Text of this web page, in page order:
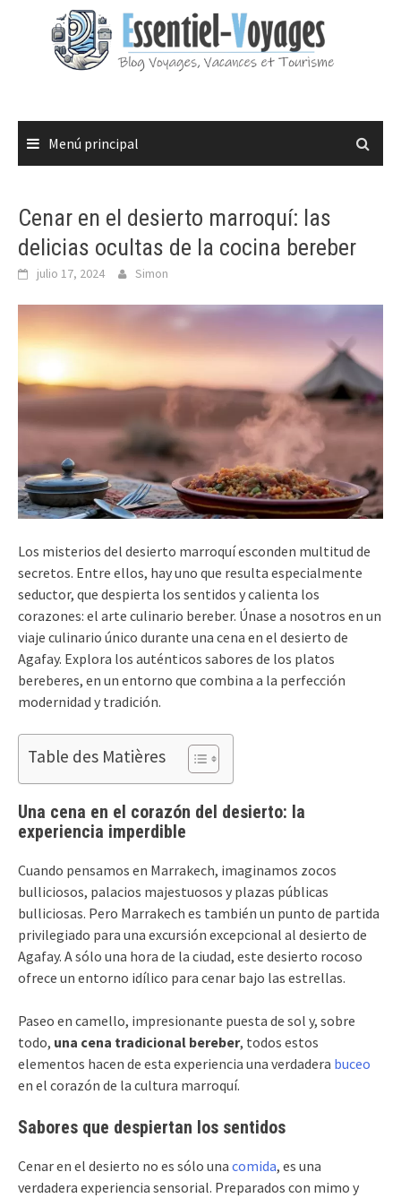
contenido
Menú principal
Cenar en el desierto marroquí: las
delicias ocultas de la cocina bereber
julio 17, 2024 Simon
Los misterios del desierto marroquí esconden multitud de
secretos. Entre ellos, hay uno que resulta especialmente
seductor, que despierta los sentidos y calienta los
corazones: el arte culinario bereber. Únase a nosotros en un
viaje culinario único durante una cena en el desierto de
Agafay. Explora los auténticos sabores de los platos
bereberes, en un entorno que combina a la perfección
modernidad y tradición.
Table des Matières
Una cena en el corazón del desierto: la
experiencia imperdible
Cuando pensamos en Marrakech, imaginamos zocos
bulliciosos, palacios majestuosos y plazas públicas
bulliciosas. Pero Marrakech es también un punto de partida
privilegiado para una excursión excepcional al desierto de
Agafay. A sólo una hora de la ciudad, este desierto rocoso
ofrece un entorno idílico para cenar bajo las estrellas.
Paseo en camello, impresionante puesta de sol y, sobre
todo, una cena tradicional bereber, todos estos
elementos hacen de esta experiencia una verdadera buceo
en el corazón de la cultura marroquí.
Sabores que despiertan los sentidos
Cenar en el desierto no es sólo una comida, es una
verdadera experiencia sensorial. Preparados con mimo y